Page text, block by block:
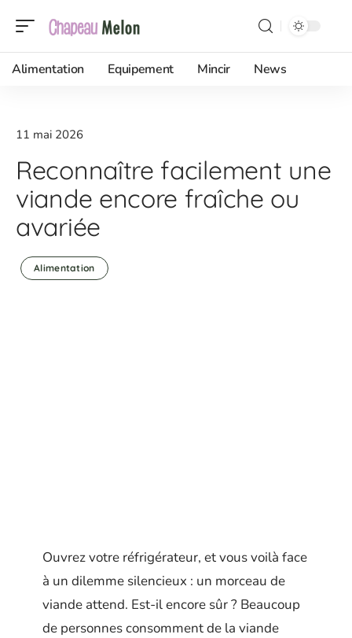
Alimentation Equipement Mincir News
11 mai 2026
Reconnaître facilement une
viande encore fraîche ou
avariée
Alimentation
Ouvrez votre réfrigérateur, et vous voilà face
à un dilemme silencieux : un morceau de
viande attend. Est-il encore sûr ? Beaucoup
de personnes consomment de la viande